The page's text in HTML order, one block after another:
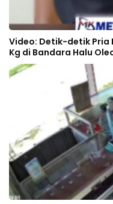
Video: Detik-detik Pria
Kg di Bandara Halu